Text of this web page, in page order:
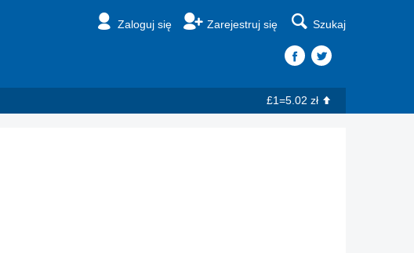
Zaloguj się Zarejestruj się Szukaj
£1=5.02 zł